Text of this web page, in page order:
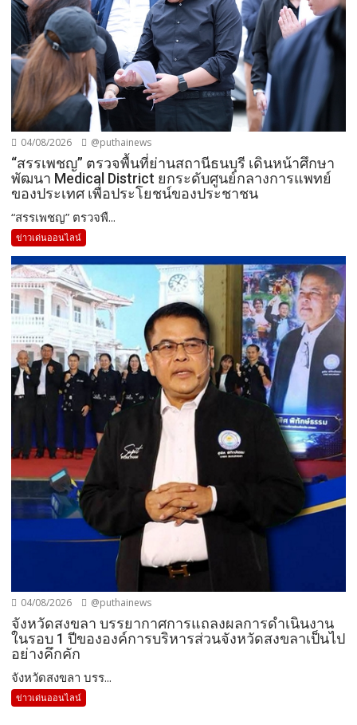
04/08/2026 @puthainews
“สรรเพชญ” ตรวจพื้นที่ย่านสถานีธนบุรี เดินหน้าศึกษา
พัฒนา Medical District ยกระดับศูนย์กลางการแพทย์
ของประเทศ เพื่อประโยชน์ของประชาชน
“สรรเพชญ” ตรวจพื...
ข่าวเด่นออนไลน์
04/08/2026 @puthainews
จังหวัดสงขลา บรรยากาศการแถลงผลการดำเนินงาน
ในรอบ 1 ปีขององค์การบริหารส่วนจังหวัดสงขลาเป็นไป
อย่างคึกคัก
จังหวัดสงขลา บรร...
ข่าวเด่นออนไลน์